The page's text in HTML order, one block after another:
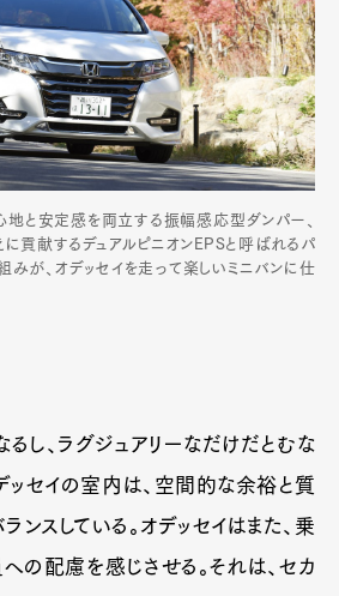
地と安定感を両立する振幅感応型ダンパー、
貢献するデュアルピニオンEPSと呼ばれるパ
みが、オデッセイを走って楽しいミニバンに仕
るし、ラグジュアリーなだけだとむな
デッセイの室内は、空間的な余裕と質
スしている。オデッセイはまた、乗
の配慮を感じさせる。それは、セカ